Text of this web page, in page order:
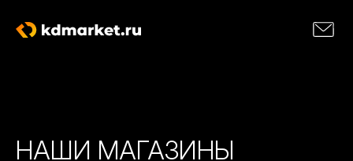
НАШИ МАГАЗИНЫ